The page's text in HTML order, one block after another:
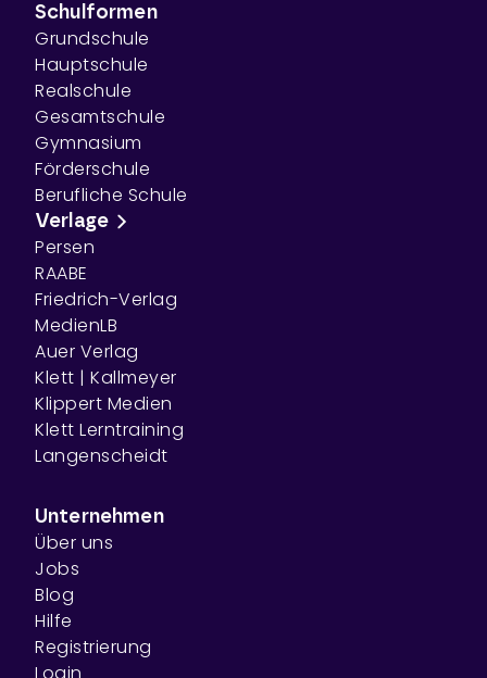
Schulformen
Grundschule
Hauptschule
Realschule
Gesamtschule
Gymnasium
Förderschule
Berufliche Schule
Verlage
Persen
RAABE
Friedrich-Verlag
MedienLB
Auer Verlag
Klett | Kallmeyer
Klippert Medien
Klett Lerntraining
Langenscheidt
Unternehmen
Über uns
Jobs
Blog
Hilfe
Registrierung